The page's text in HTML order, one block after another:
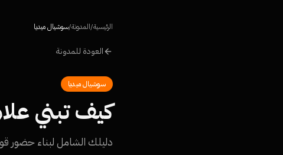
الرئيسية/المدونة/سوشيال ميديا
العودة للمدونة
سوشيال ميديا
كيف تبني
دليلك الشامل لبناء